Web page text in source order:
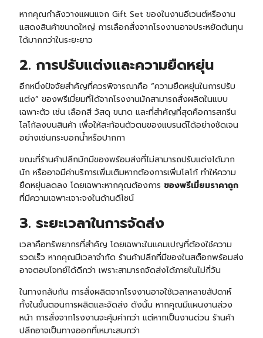
หากคุณกำลังวางแผนแจก Gift Setของในงานอีเวนต์หรืองาน
แสดงสินค้าขนาดใหญ่ การเลือกสั่งจากโรงงานอาจประหยัดต้นทุน
ได้มากกว่าในระยะยาว
2. การปรับแต่งและความยืดหยุ่น
อีกหนึ่งปัจจัยสำคัญที่ควรพิจารณาคือ “ความยืดหยุ่นในการปรับ
แต่ง” ของพรีเมี่ยมที่ได้จากโรงงานมักสามารถสั่งผลิตในแบบ
เฉพาะตัว เช่น เลือกสี วัสดุ ขนาด และที่สำคัญที่สุดคือการสกรีน
โลโก้ลงบนสินค้า เพื่อให้สะท้อนตัวตนของแบรนด์ได้อย่างชัดเจน
อย่างเช่นกระบอกน้ำหรือปากกา
ขณะที่ร้านค้าปลีกมักมีของพร้อมส่งที่ไม่สามารถปรับแต่งได้มาก
นัก หรืออาจมีค่าบริการเพิ่มเติมหากต้องการเพิ่มโลโก้ ทำให้ความ
ยืดหยุ่นลดลง โดยเฉพาะหากคุณต้องการ ของพรีเมี่ยมราคาถูก
ที่มีความเฉพาะเจาะจงในด้านดีไซน์
3. ระยะเวลาในการจัดส่ง
เวลาคือทรัพยากรที่สำคัญ โดยเฉพาะในแคมเปญที่ต้องใช้ความ
รวดเร็ว หากคุณมีเวลาจำกัด ร้านค้าปลีกที่มีของในสต็อกพร้อมส่ง
อาจตอบโจทย์ได้ดีกว่า เพราะสามารถจัดส่งได้ภายในไม่กี่วัน
ในทางกลับกัน การสั่งผลิตจากโรงงานอาจใช้เวลาหลายสัปดาห์
ทั้งในขั้นตอนการผลิตและจัดส่ง ดังนั้น หากคุณมีแผนงานล่วง
หน้า การสั่งจากโรงงานจะคุ้มค่ากว่า แต่หากเป็นงานด่วน ร้านค้า
ปลีกอาจเป็นทางออกที่เหมาะสมกว่า